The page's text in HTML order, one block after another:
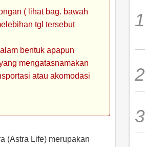
( lihat bag. bawah
tgl tersebut
bentuk apapun
mengatasnamakan
atau akomodasi
(Astra Life) merupakan